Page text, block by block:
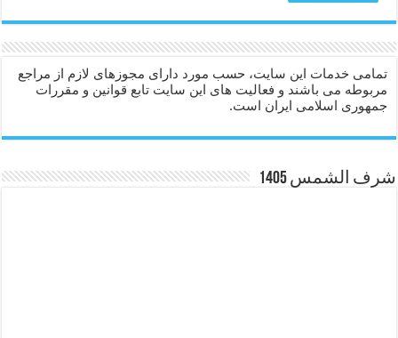
تمامی خدمات این سایت، حسب مورد دارای مجوزهای لازم از مراجع
مربوطه می باشند و فعالیت های این سایت تابع قوانین و مقررات
جمهوری اسلامی ایران است.
شرف الشمس 1405